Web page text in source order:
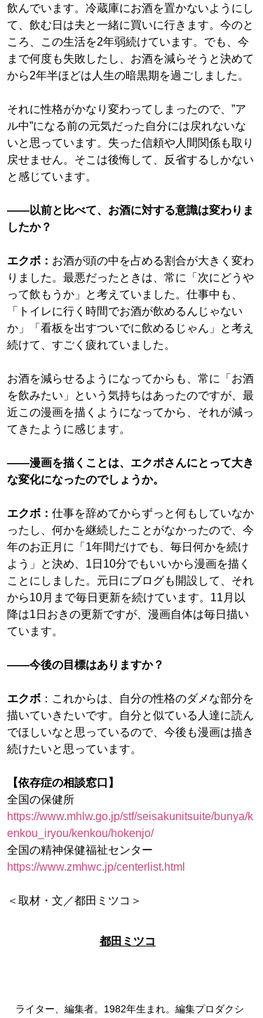
飲んでいます。冷蔵庫にお酒を置かないようにし
て、飲む日は夫と一緒に買いに行きます。今のと
ころ、この生活を2年弱続けています。でも、今
まで何度も失敗したし、お酒を減らそうと決めて
から2年半ほどは人生の暗黒期を過ごしました。
それに性格がかなり変わってしまったので、”ア
ル中”になる前の元気だった自分には戻れないな
いと思っています。失った信頼や人間関係も取り
戻せません。そこは後悔して、反省するしかない
と感じています。
――以前と比べて、お酒に対する意識は変わりま
したか？
エクボ： お酒が頭の中を占める割合が大きく変わ
りました。最悪だったときは、常に「次にどうや
って飲もうか」と考えていました。仕事中も、
「トイレに行く時間でお酒が飲めるんじゃない
か」「看板を出すついでに飲めるじゃん」と考え
続けて、すごく疲れていました。
お酒を減らせるようになってからも、常に「お酒
を飲みたい」という気持ちはあったのですが、最
近この漫画を描くようになってから、それが減っ
てきたように感じます。
――漫画を描くことは、エクボさんにとって大き
な変化になったのでしょうか。
エクボ： 仕事を辞めてからずっと何もしていなか
ったし、何かを継続したことがなかったので、今
年のお正月に「1年間だけでも、毎日何かを続け
よう」と決め、1日10分でもいいから漫画を描く
ことにしました。元日にブログも開設して、それ
から10月まで毎日更新を続けています。11月以
降は1日おきの更新ですが、漫画自体は毎日描い
ています。
――今後の目標はありますか？
エクボ ：これからは、自分の性格のダメな部分を
描いていきたいです。自分と似ている人達に読ん
でほしいなと思っているので、今後も漫画は描き
続けたいと思っています。
【依存症の相談窓口】
https://www.mhlw.go.jp/stf/seisakunitsuite/bunya/k
enkou_iryou/kenkou/hokenjo/
https://www.zmhwc.jp/centerlist.html
＜取材・文／都田ミツコ＞
都田ミツコ
ライター、編集者。1982年生まれ。編集プロダクシ